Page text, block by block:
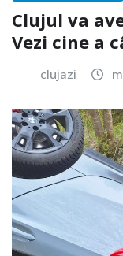
Clujul va
Vezi cine a
clujazi